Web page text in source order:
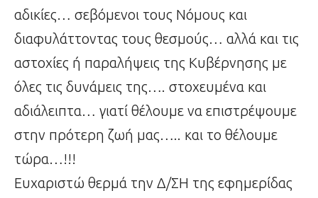
αδικίες… σεβόμενοι τους Νόμους και
διαφυλάττοντας τους θεσμούς… αλλά και τις
αστοχίες ή παραλήψεις της Κυβέρνησης με
όλες τις δυνάμεις της…. στοχευμένα και
αδιάλειπτα… γιατί θέλουμε να επιστρέψουμε
στην πρότερη ζωή μας….. και το θέλουμε
τώρα…!!!
Ευχαριστώ θερμά την Δ/ΣΗ της εφημερίδας